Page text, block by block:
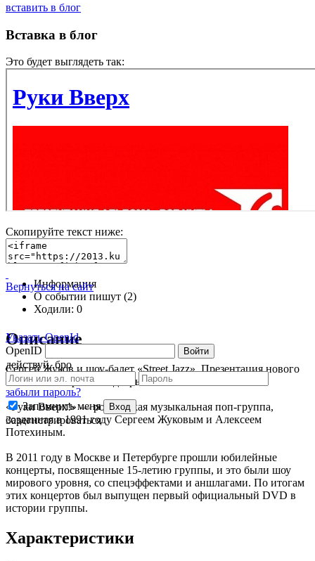
Вернуться на сайт
Указать OpenId
OpenID
Войти
действуй, бро
забыли пароль?
Запомнить меня
Вход
Зарегистрироваться
вставить в блог
Вставка в блог
Это будет выглядеть так:
Скопируйте текст ниже:
Информация
О событии пишут (2)
Ходили: 0
Описание
Сергей Жуков и шоу-балет «Street Jazz». Презентация нового
альбома «Открой мне дверь...».
«Руки Вверх!» — российская музыкальная поп-группа,
созданная в 1991 году Сергеем Жуковым и Алексеем
Потехиным.
В 2011 году в Москве и Петербурге прошли юбилейные
концерты, посвященные 15-летию группы, и это были шоу
мирового уровня, со спецэффектами и аншлагами. По итогам
этих концертов был выпущен первый официальный DVD в
истории группы.
Характеристики